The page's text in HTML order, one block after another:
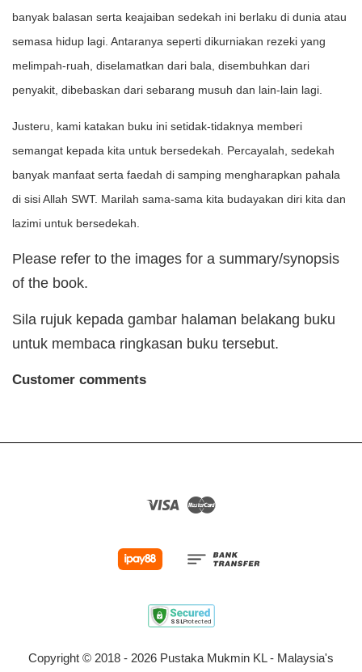
banyak balasan serta keajaiban sedekah ini berlaku di dunia atau
semasa hidup lagi. Antaranya seperti dikurniakan rezeki yang
melimpah-ruah, diselamatkan dari bala, disembuhkan dari
penyakit, dibebaskan dari sebarang musuh dan lain-lain lagi.
Justeru, kami katakan buku ini setidak-tidaknya memberi
semangat kepada kita untuk bersedekah. Percayalah, sedekah
banyak manfaat serta faedah di samping mengharapkan pahala
di sisi Allah SWT. Marilah sama-sama kita budayakan diri kita dan
lazimi untuk bersedekah.
Please refer to the images for a summary/synopsis
of the book.
Sila rujuk kepada gambar halaman belakang buku
untuk membaca ringkasan buku tersebut.
Customer comments
Visa
Copyright © 2018 - 2026 Pustaka Mukmin KL - Malaysia's